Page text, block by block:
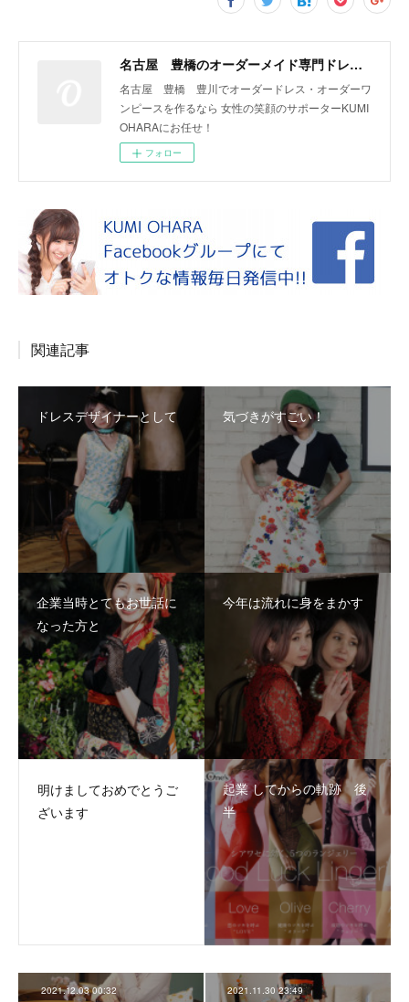
名古屋 豊橋のオーダーメイド専門ドレスデザイナー KUMI OHARA
名古屋 豊橋 豊川でオーダードレス・オーダーワ
ンピースを作るなら 女性の笑顔のサポーターKUMI
OHARAにお任せ！
フォロー
関連記事
ドレスデザイナーとして 気づきがすごい！
企業当時とてもお世話に
なった方と
今年は流れに身をまかす
明けましておめでとうご
ざいます
起業 してからの軌跡 後
半
2021.12.03 00:32 2021.11.30 23:49